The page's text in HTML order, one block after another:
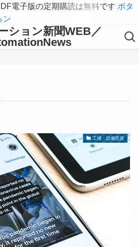
電子版の定期購読は無料です ボタ
ン
ション新聞WEB／
工場・設備投資